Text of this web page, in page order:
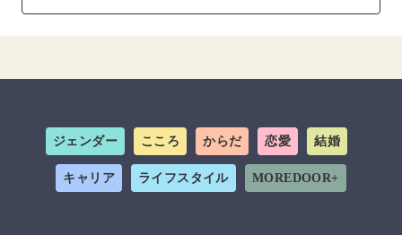
ジェンダー こころ からだ 恋愛 結婚
キャリア ライフスタイル MOREDOOR+